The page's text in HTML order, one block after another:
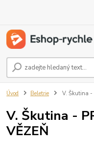
Úvod Beletrie V. Škutina -
V. Škutina -
VĚZEŇ